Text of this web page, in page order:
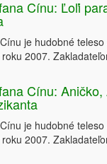
Cínu: Ľoľi
je hudobné
2007.
Cínu: Aničko,
je hudobné
2007.